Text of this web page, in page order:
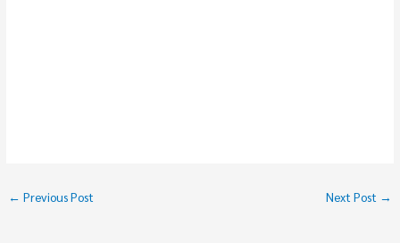
← Previous Post Next Post →